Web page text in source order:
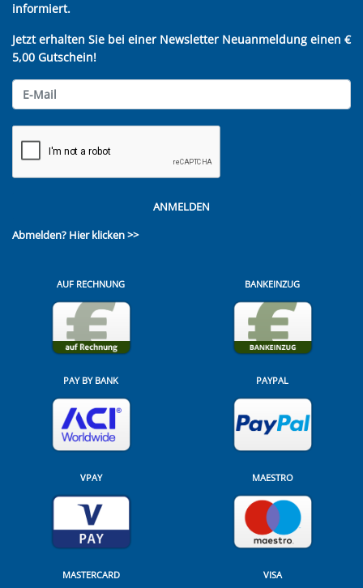
informiert.
Jetzt erhalten Sie bei einer Newsletter Neuanmeldung einen €
5,00 Gutschein!
ANMELDEN
Abmelden? Hier klicken >>
AUF RECHNUNG BANKEINZUG
PAY BY BANK PAYPAL
VPAY MAESTRO
MASTERCARD VISA